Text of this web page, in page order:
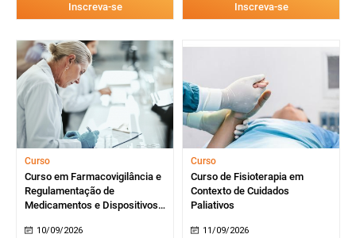
Inscreva-se Inscreva-se
Curso
Curso em Farmacovigilância e
Regulamentação de
Medicamentos e Dispositivos
10/09/2026
Curso
Curso de Fisioterapia em
Contexto de Cuidados
Paliativos
11/09/2026